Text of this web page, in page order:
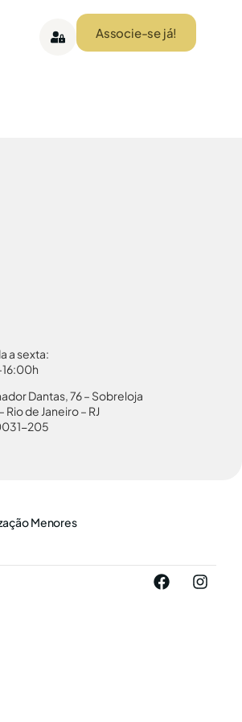
Associe-se já!
a sexta:
Dantas, 76 – Sobreloja
Rio de Janeiro – RJ
205
Menores